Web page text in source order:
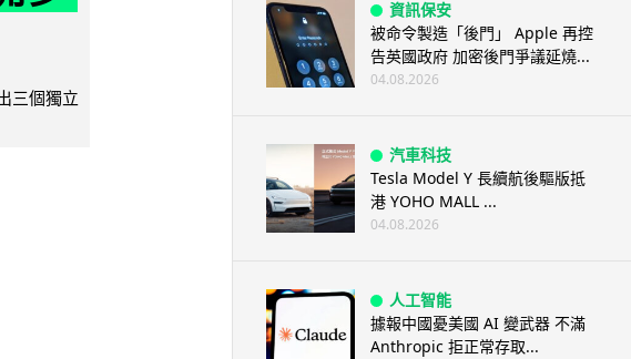
三個獨立
資訊保安
被命令製造「後門」 Apple 再控
告英國政府 加密後門爭議延燒...
04.08.2026
汽車科技
Tesla Model Y 長續航後驅版抵
港 YOHO MALL ...
04.08.2026
人工智能
據報中國憂美國 AI 變武器 不滿
Anthropic 拒正常存取...